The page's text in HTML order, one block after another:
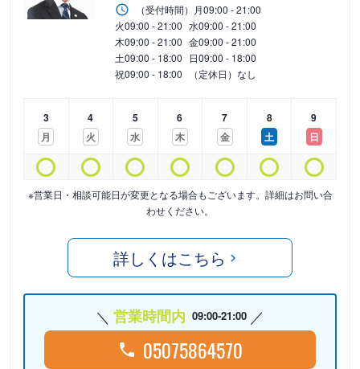
（受付時間） 月09:00 - 21:00
火09:00 - 21:00 水09:00 - 21:00
木09:00 - 21:00 金09:00 - 21:00
土09:00 - 18:00 日09:00 - 18:00
祝09:00 - 18:00 （定休日）なし
3
月
4
火
5
水
6
木
7
金
8
土
9
日
※営業日・相談可能日が変更となる場合もございます。詳細はお問い合
わせください。
詳しくはこちら
営業時間内 09:00-21:00
05075864570